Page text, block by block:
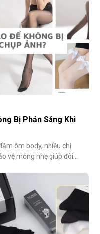
Bị Phản Sáng Khi
ôm body, nhiều chị
vệ mỏng nhẹ giúp đôi
huống dở khóc dở
trắng loá trong ảnh, lộ rõ